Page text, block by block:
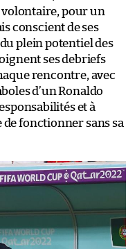
pour un
conscient de ses
plein potentiel des
ses debriefs
rencontre, avec
d’un Ronaldo
et à
fonctionner sans sa